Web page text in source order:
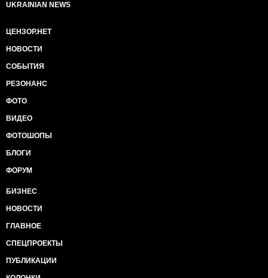
UKRAINIAN NEWS
ЦЕНЗОР.НЕТ
НОВОСТИ
СОБЫТИЯ
РЕЗОНАНС
ФОТО
ВИДЕО
ФОТОШОПЫ
БЛОГИ
ФОРУМ
БИЗНЕС
НОВОСТИ
ГЛАВНОЕ
СПЕЦПРОЕКТЫ
ПУБЛИКАЦИИ